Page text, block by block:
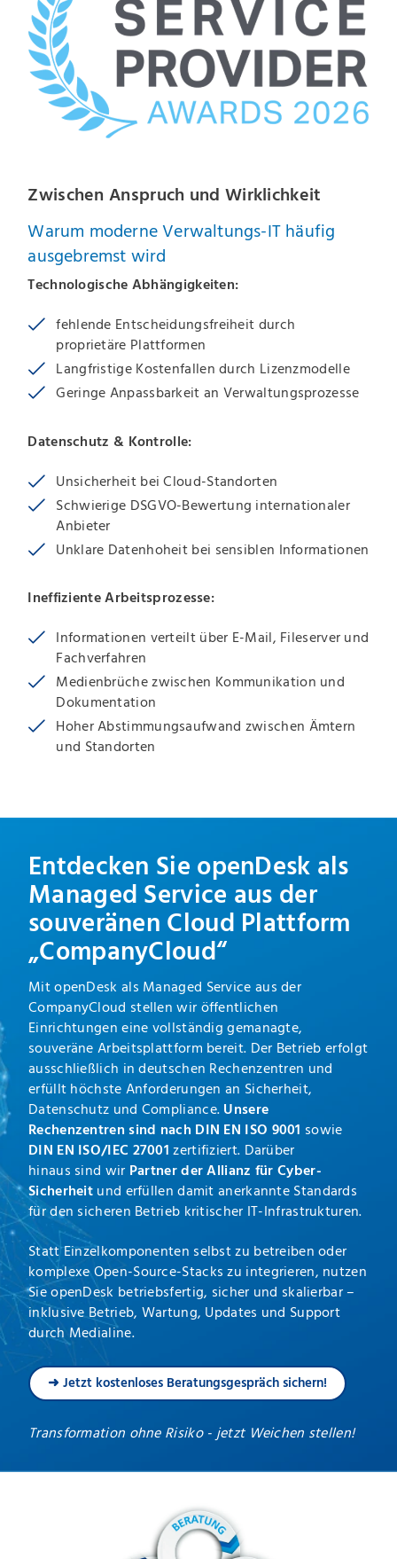
Zwischen Anspruch und Wirklichkeit
Warum moderne Verwaltungs-IT häufig
ausgebremst wird
Technologische Abhängigkeiten:
fehlende Entscheidungsfreiheit durch
proprietäre Plattformen
Langfristige Kostenfallen durch Lizenzmodelle
Geringe Anpassbarkeit an Verwaltungsprozesse
Datenschutz & Kontrolle:
Unsicherheit bei Cloud-Standorten
Schwierige DSGVO-Bewertung internationaler
Anbieter
Unklare Datenhoheit bei sensiblen Informationen
Ineffiziente Arbeitsprozesse:
Informationen verteilt über E-Mail, Fileserver und
Fachverfahren
Medienbrüche zwischen Kommunikation und
Dokumentation
Hoher Abstimmungsaufwand zwischen Ämtern
und Standorten
Entdecken Sie openDesk als
Managed Service aus der
souveränen Cloud Plattform
„CompanyCloud“
Mit openDesk als Managed Service aus der
CompanyCloud stellen wir öffentlichen
Einrichtungen eine vollständig gemanagte,
souveräne Arbeitsplattform bereit. Der Betrieb erfolgt
ausschließlich in deutschen Rechenzentren und
erfüllt höchste Anforderungen an Sicherheit,
Datenschutz und Compliance. Unsere
Rechenzentren sind nach DIN EN ISO 9001 sowie
DIN EN ISO/IEC 27001 zertifiziert. Darüber
hinaus sind wir Partner der Allianz für Cyber-
Sicherheit und erfüllen damit anerkannte Standards
für den sicheren Betrieb kritischer IT-Infrastrukturen.
Statt Einzelkomponenten selbst zu betreiben oder
komplexe Open-Source-Stacks zu integrieren, nutzen
Sie openDesk betriebsfertig, sicher und skalierbar –
inklusive Betrieb, Wartung, Updates und Support
durch Medialine.
➜ Jetzt kostenloses Beratungsgespräch sichern!
Transformation ohne Risiko - jetzt Weichen stellen!